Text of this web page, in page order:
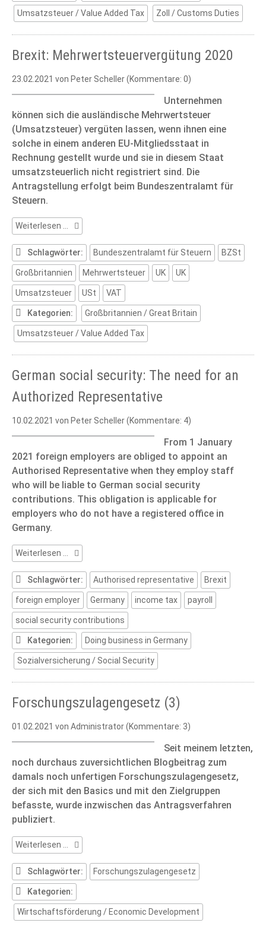
Umsatzsteuer / Value Added Tax Zoll / Customs Duties
Brexit: Mehrwertsteuervergütung 2020
23.02.2021 von Peter Scheller (Kommentare: 0)
Unternehmen
können sich die ausländische Mehrwertsteuer
(Umsatzsteuer) vergüten lassen, wenn ihnen eine
solche in einem anderen EU-Mitgliedsstaat in
Rechnung gestellt wurde und sie in diesem Staat
umsatzsteuerlich nicht registriert sind. Die
Antragstellung erfolgt beim Bundeszentralamt für
Steuern.
Weiterlesen … Brexit:
Mehrwertsteuervergütung
2020
Schlagwörter: Bundeszentralamt für Steuern BZSt
Großbritannien Mehrwertsteuer UK UK
Umsatzsteuer USt VAT
Kategorien: Großbritannien / Great Britain
Umsatzsteuer / Value Added Tax
German social security: The need for an
Authorized Representative
10.02.2021 von Peter Scheller (Kommentare: 4)
From 1 January
2021 foreign employers are obliged to appoint an
Authorised Representative when they employ staff
who will be liable to German social security
contributions. This obligation is applicable for
employers who do not have a registered office in
Germany.
Weiterlesen … German
social
security:
The
need
for
an
Authorized
Representative
Schlagwörter: Authorised representative Brexit
foreign employer Germany income tax payroll
social security contributions
Kategorien: Doing business in Germany
Sozialversicherung / Social Security
Forschungszulagengesetz (3)
01.02.2021 von Administrator (Kommentare: 3)
Seit meinem letzten,
noch durchaus zuversichtlichen Blogbeitrag zum
damals noch unfertigen Forschungszulagengesetz,
der sich mit den Basics und mit den Zielgruppen
befasste, wurde inzwischen das Antragsverfahren
publiziert.
Weiterlesen … Forschungszulagengesetz
(3)
Schlagwörter:
Forschungszulagengesetz
Kategorien:
Wirtschaftsförderung / Economic Development